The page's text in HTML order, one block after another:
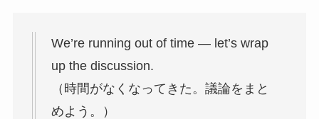
We’re running out of time — let’s wrap
up the discussion.
（時間がなくなってきた。議論をまと
めよう。）